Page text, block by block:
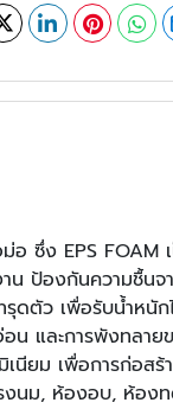
อ ซึ่ง EPS
น ป้องกันความ
ตัว เพื่อรับน้ำหนั
น และการพังทล
ยม เพื่อการก่อสร้
นม, ห้องอบ, ห้อง